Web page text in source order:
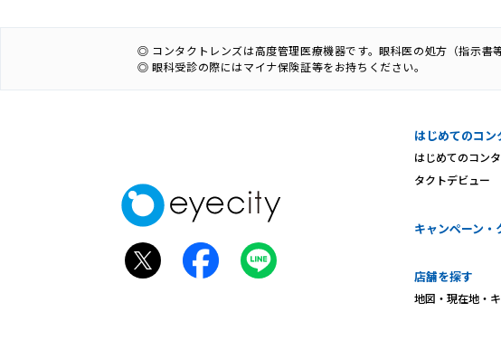
◎ コンタクトレンズは高度管理医療機器です。眼科医の処方（指示書
◎ 眼科受診の際にはマイナ保険証等をお持ちください。
はじめてのコン
はじめてのコン
タクトデビュー
キャンペーン・
店舗を探す
地図・現在地・